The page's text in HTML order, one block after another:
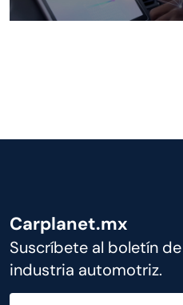
Carplanet.mx
Suscríbete al boletín
industria automotriz.